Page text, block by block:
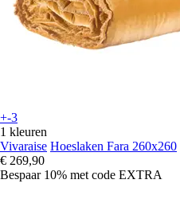
+-3
1 kleuren
Vivaraise Hoeslaken Fara 260x260
€ 269,90
Bespaar 10% met code EXTRA